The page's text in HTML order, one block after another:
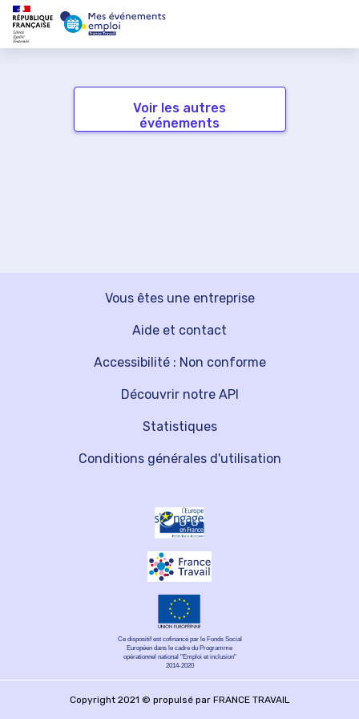
Voir les autres
événements
Vous êtes une entreprise
Découvrir notre API
Aide et contact
Statistiques
Accessibilité : Non conforme
Conditions générales d'utilisation
Ce dispositif est cofinancé par le Fonds Social
Européen dans le cadre du Programme
opérationnel national "Emploi et inclusion"
2014-2020
Copyright 2021 © propulsé par FRANCE TRAVAIL